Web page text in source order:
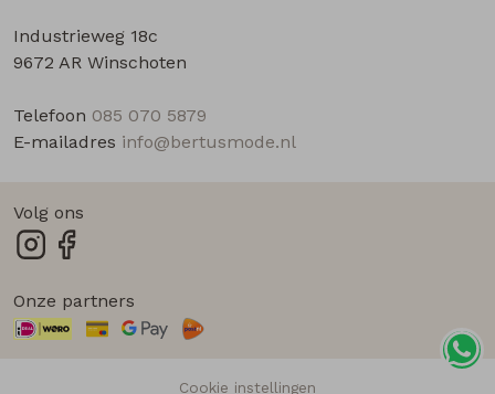
Industrieweg 18c
9672 AR Winschoten
Telefoon 085 070 5879
E-mailadres info@bertusmode.nl
Volg ons
Onze partners
Cookie instellingen